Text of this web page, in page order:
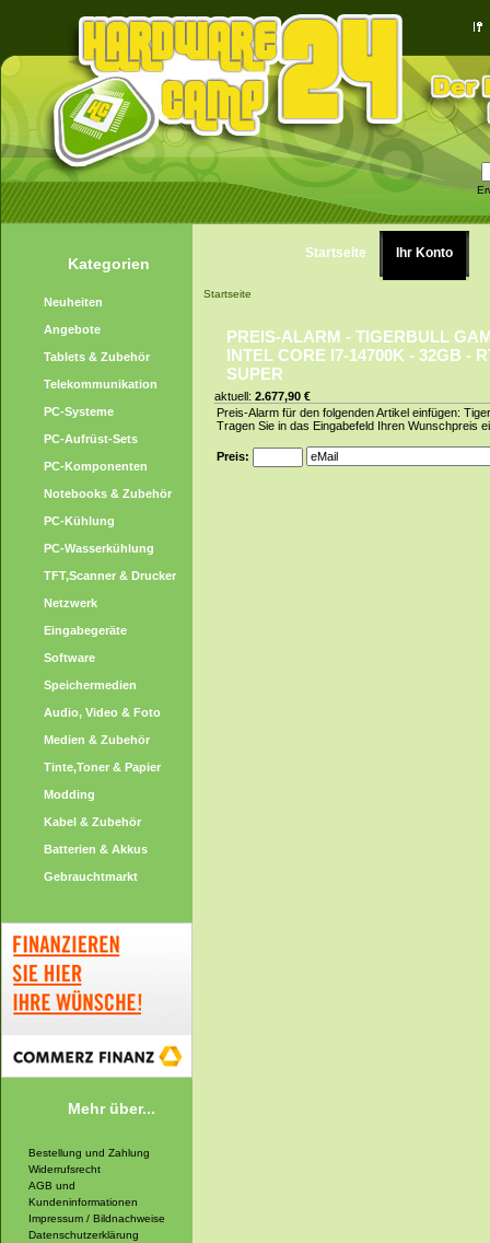
Kategorien
Neuheiten
Angebote
Tablets & Zubehör
Telekommunikation
PC-Systeme
PC-Aufrüst-Sets
PC-Komponenten
Notebooks & Zubehör
PC-Kühlung
PC-Wasserkühlung
TFT,Scanner & Drucker
Netzwerk
Eingabegeräte
Software
Speichermedien
Audio, Video & Foto
Medien & Zubehör
Tinte,Toner & Papier
Modding
Kabel & Zubehör
Batterien & Akkus
Gebrauchtmarkt
Mehr über...
Bestellung und Zahlung
Widerrufsrecht
AGB und
Kundeninformationen
Impressum / Bildnachweise
Datenschutzerklärung
Startseite Ihr Konto
Startseite
PREIS-ALARM - TIGERBULL
INTEL CORE I7-14700K - 32GB -
SUPER
aktuell: 2.677,90 €
Preis-Alarm für den folgenden Artikel einfügen:
Tragen Sie in das Eingabefeld Ihren Wunschpreis
Preis: